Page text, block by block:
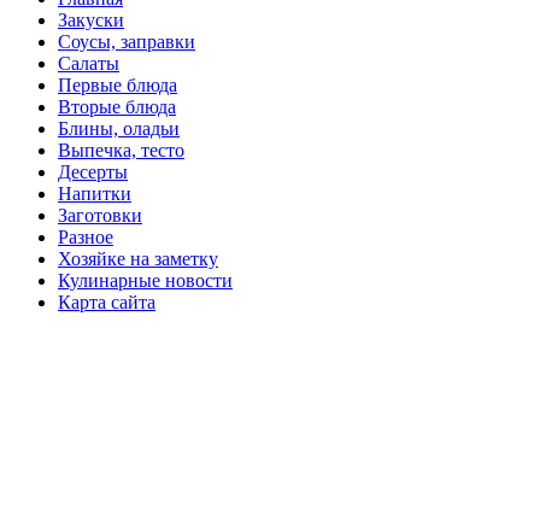
Закуски
Соусы, заправки
Салаты
Первые блюда
Вторые блюда
Блины, оладьи
Выпечка, тесто
Десерты
Напитки
Заготовки
Разное
Хозяйке на заметку
Кулинарные новости
Карта сайта